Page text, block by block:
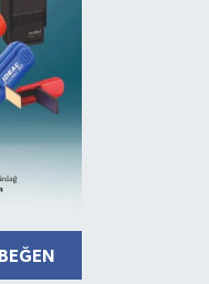
BEĞEN